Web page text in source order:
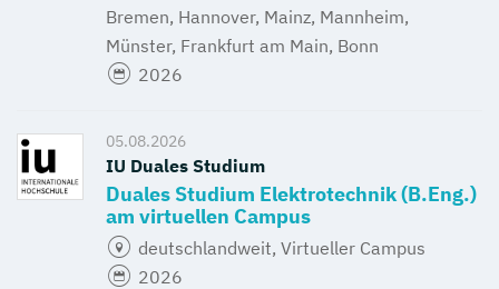
Bremen, Hannover, Mainz, Mannheim,
Münster, Frankfurt am Main, Bonn
2026
05.08.2026
IU Duales Studium
Duales Studium Elektrotechnik (B.Eng.)
am virtuellen Campus
deutschlandweit, Virtueller Campus
2026